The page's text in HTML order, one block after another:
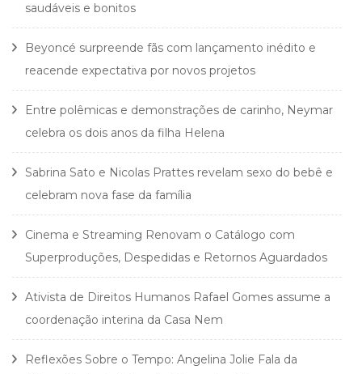
saudáveis e bonitos
Beyoncé surpreende fãs com lançamento inédito e
reacende expectativa por novos projetos
Entre polêmicas e demonstrações de carinho, Neymar
celebra os dois anos da filha Helena
Sabrina Sato e Nicolas Prattes revelam sexo do bebê e
celebram nova fase da família
Cinema e Streaming Renovam o Catálogo com
Superproduções, Despedidas e Retornos Aguardados
Ativista de Direitos Humanos Rafael Gomes assume a
coordenação interina da Casa Nem
Reflexões Sobre o Tempo: Angelina Jolie Fala da